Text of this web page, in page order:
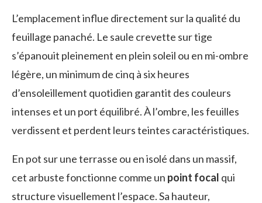
L’emplacement influe directement sur la qualité du
feuillage panaché. Le saule crevette sur tige
s’épanouit pleinement en plein soleil ou en mi-ombre
légère, un minimum de cinq à six heures
d’ensoleillement quotidien garantit des couleurs
intenses et un port équilibré. À l’ombre, les feuilles
verdissent et perdent leurs teintes caractéristiques.
En pot sur une terrasse ou en isolé dans un massif,
cet arbuste fonctionne comme un point focal qui
structure visuellement l’espace. Sa hauteur,